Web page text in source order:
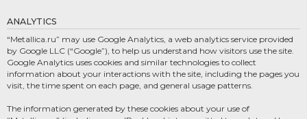
ANALYTICS
“Metallica.ru” may use Google Analytics, a web analytics service provided
by Google LLC (“Google”), to help us understand how visitors use the site.
Google Analytics uses cookies and similar technologies to collect
information about your interactions with the site, including the pages you
visit, the time spent on each page, and general usage patterns.
The information generated by these cookies about your use of